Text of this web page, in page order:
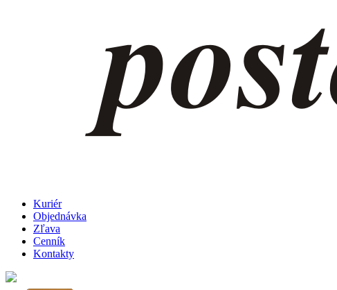
Kuriér
Objednávka
Zľava
Cenník
Kontakty